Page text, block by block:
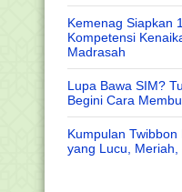
Kemenag Siapkan
Kompetensi
Madrasah
Lupa Bawa SIM?
Begini Cara
Kumpulan
yang Lucu,